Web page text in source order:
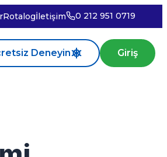
Rotalogİletişim 0 212 951 0719
Deneyin Giriş